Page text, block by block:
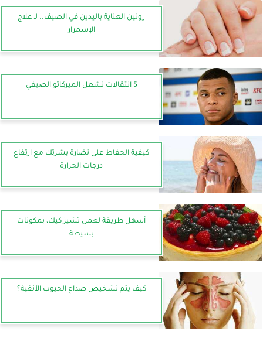
روتين العناية باليدين في الصيف.. لـ علاج
الإسمرار
5 انتقالات تشعل الميركاتو الصيفي
كيفية الحفاظ على نضارة بشرتك مع ارتفاع
درجات الحرارة
أسهل طريقة لعمل تشيز كيك، بمكونات
بسيطة
كيف يتم تشخيص صداع الجيوب الأنفية؟